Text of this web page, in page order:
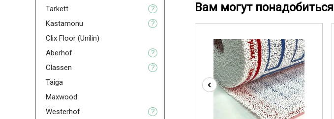
Вам могут понадобиться
‹
Tarkett
?
Kastamonu
?
Clix Floor (Unilin)
Aberhof
?
Classen
?
Taiga
Maxwood
Westerhof
?